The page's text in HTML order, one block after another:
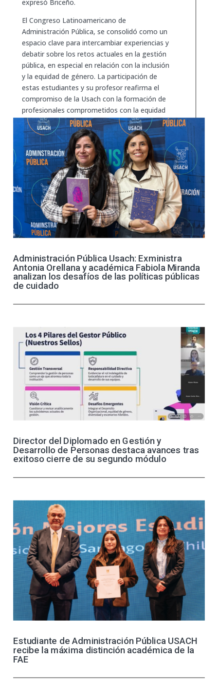
expresó Briceño.
El Congreso Latinoamericano de
Administración Pública, se consolidó como un
espacio clave para intercambiar experiencias y
debatir sobre los retos actuales en la gestión
pública, en especial en relación con la inclusión
y la equidad de género. La participación de
estas estudiantes y su profesor reafirma el
compromiso de la Usach con la formación de
profesionales comprometidos con la equidad
y la transformación social en el ámbito
público.
Administración Pública Usach: Exministra
Antonia Orellana y académica Fabiola Miranda
analizan los desafíos de las políticas públicas
de cuidado
Director del Diplomado en Gestión y
Desarrollo de Personas destaca avances tras
exitoso cierre de su segundo módulo
Estudiante de Administración Pública USACH
recibe la máxima distinción académica de la
FAE